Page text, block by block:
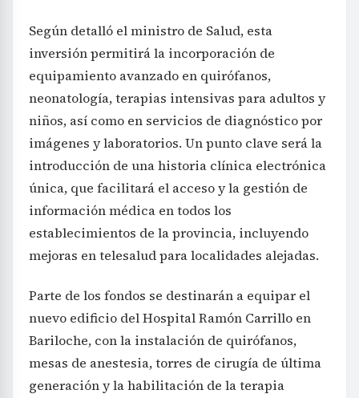
Según detalló el ministro de Salud, esta
inversión permitirá la incorporación de
equipamiento avanzado en quirófanos,
neonatología, terapias intensivas para adultos y
niños, así como en servicios de diagnóstico por
imágenes y laboratorios. Un punto clave será la
introducción de una historia clínica electrónica
única, que facilitará el acceso y la gestión de
información médica en todos los
establecimientos de la provincia, incluyendo
mejoras en telesalud para localidades alejadas.
Parte de los fondos se destinarán a equipar el
nuevo edificio del Hospital Ramón Carrillo en
Bariloche, con la instalación de quirófanos,
mesas de anestesia, torres de cirugía de última
generación y la habilitación de la terapia